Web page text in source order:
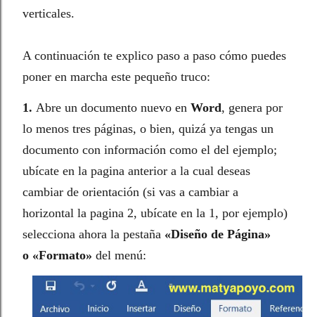
verticales.
A continuación te explico paso a paso cómo puedes
poner en marcha este pequeño truco:
1. Abre un documento nuevo en Word, genera por
lo menos tres páginas, o bien, quizá ya tengas un
documento con información como el del ejemplo;
ubícate en la pagina anterior a la cual deseas
cambiar de orientación (si vas a cambiar a
horizontal la pagina 2, ubícate en la 1, por ejemplo)
selecciona ahora la pestaña «Diseño de Página»
o «Formato» del menú: